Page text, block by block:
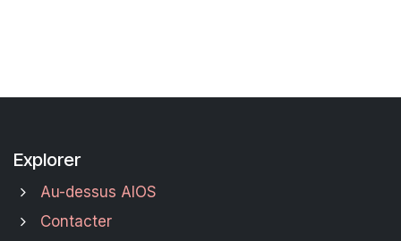
Explorer
Au-dessus AIOS
Contacter